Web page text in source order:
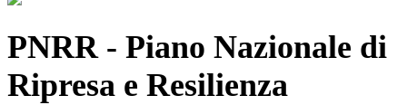
PNRR - Piano Nazionale di
Ripresa e Resilienza